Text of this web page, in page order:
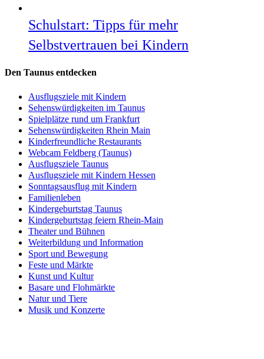
Schulstart: Tipps für mehr
Selbstvertrauen bei Kindern
Den Taunus entdecken
Ausflugsziele mit Kindern
Sehenswürdigkeiten im Taunus
Spielplätze rund um Frankfurt
Sehenswürdigkeiten Rhein Main
Kinderfreundliche Restaurants
Webcam Feldberg (Taunus)
Ausflugsziele Taunus
Ausflugsziele mit Kindern Hessen
Sonntagsausflug mit Kindern
Familienleben
Kindergeburtstag Taunus
Kindergeburtstag feiern Rhein-Main
Theater und Bühnen
Weiterbildung und Information
Sport und Bewegung
Feste und Märkte
Kunst und Kultur
Basare und Flohmärkte
Natur und Tiere
Musik und Konzerte